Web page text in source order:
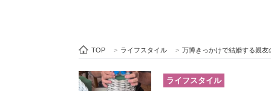
ビジネスと働き方のヒント
TOP > ライフスタイル > 万博きっかけで結婚する親友のた
ライフスタイル